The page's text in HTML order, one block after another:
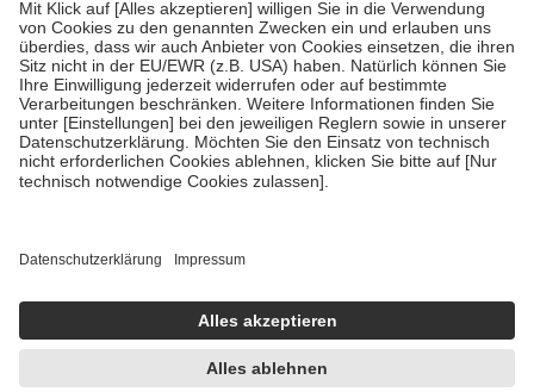
fallenkeine Zuzahlungenan bei:
• Kindern und Jugendlichen bis zum vollendeten 18. Lebensjahr
mit Ausnahme der Fahrkosten
• Untersuchungen zur Vorsorge und Früherkennung, die von der
GKV getragen werden
• empfohlenen Schutzimpfungen
• Harn- und Blutteststreifen
getroffen, um sicherzustellen, dass es sich um echte Bewertungen
https://help.etrusted.com/hc/de/articles/4419944605341
Einige Bilder und Inhalte wurden unter Zuhilfenahme künstlicher